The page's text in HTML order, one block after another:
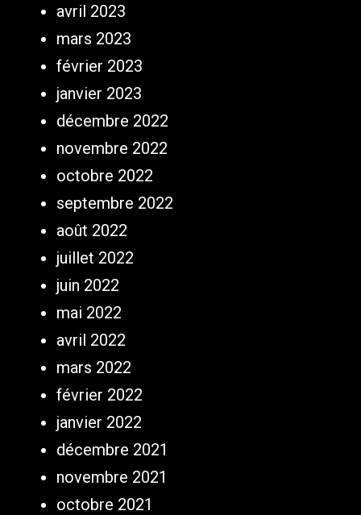
avril 2023
mars 2023
février 2023
janvier 2023
décembre 2022
novembre 2022
octobre 2022
septembre 2022
août 2022
juillet 2022
juin 2022
mai 2022
avril 2022
mars 2022
février 2022
janvier 2022
décembre 2021
novembre 2021
octobre 2021